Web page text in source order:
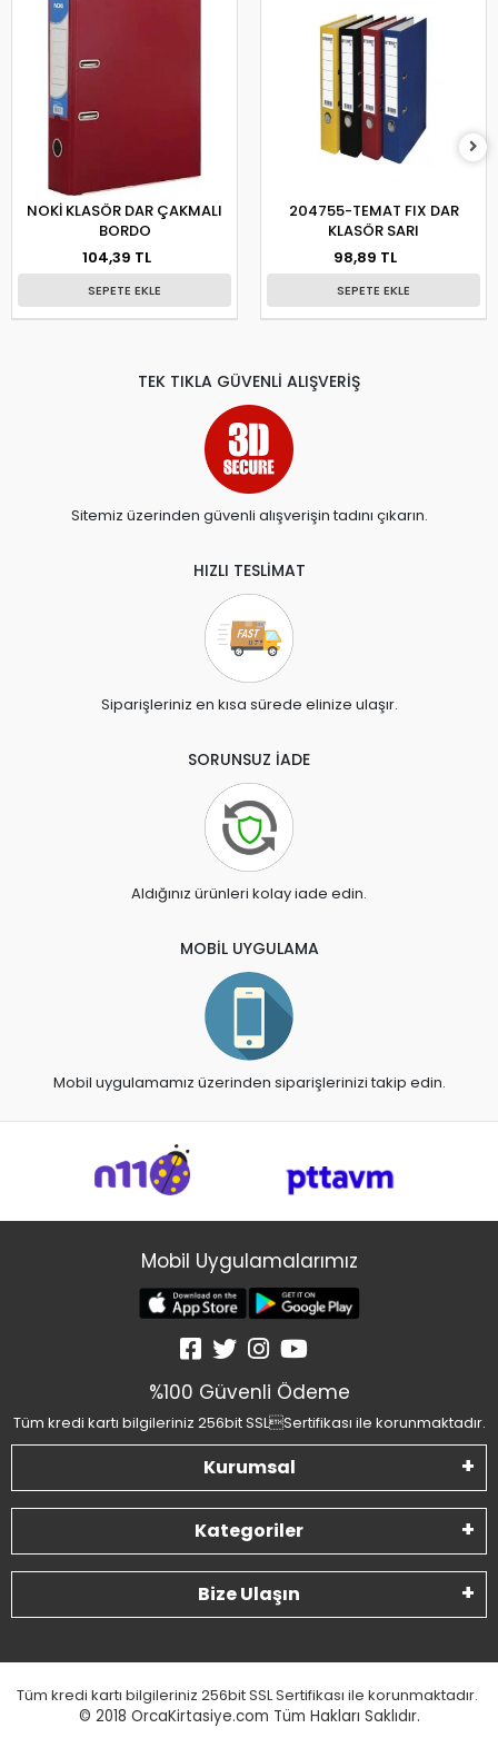
NOKİ KLASÖR DAR ÇAKMALI
BORDO
104,39 TL
SEPETE EKLE
204755-TEMAT FIX DAR
KLASÖR SARI
98,89 TL
SEPETE EKLE
TEK TIKLA GÜVENLİ ALIŞVERİŞ
Sitemiz üzerinden güvenli alışverişin tadını çıkarın.
HIZLI TESLİMAT
Siparişleriniz en kısa sürede elinize ulaşır.
SORUNSUZ İADE
Aldığınız ürünleri kolay iade edin.
MOBİL UYGULAMA
Mobil uygulamamız üzerinden siparişlerinizi takip edin.
Mobil Uygulamalarımız
%100 Güvenli Ödeme
Tüm kredi kartı bilgileriniz 256bit SSLSertifikası ile korunmaktadır.
Kurumsal
Kategoriler
Bize Ulaşın
Tüm kredi kartı bilgileriniz 256bit SSL Sertifikası ile korunmaktadır.
© 2018 OrcaKirtasiye.com Tüm Hakları Saklıdır.